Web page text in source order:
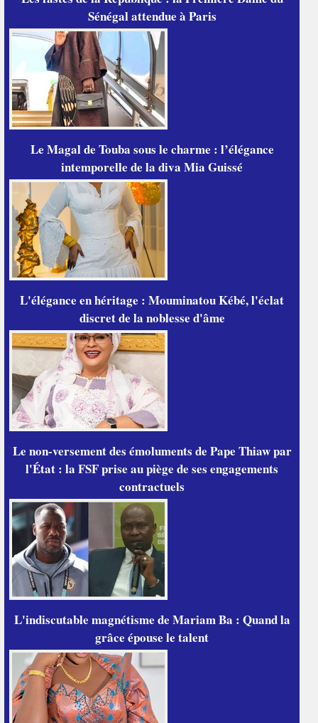
Sénégal attendue à Paris
Le Magal de Touba sous le charme : l’élégance
intemporelle de la diva Mia Guissé
L'élégance en héritage : Mouminatou Kébé, l'éclat
discret de la noblesse d'âme
Le non-versement des émoluments de Pape Thiaw par
l'État : la FSF prise au piège de ses engagements
contractuels
L'indiscutable magnétisme de Mariam Ba : Quand la
grâce épouse le talent